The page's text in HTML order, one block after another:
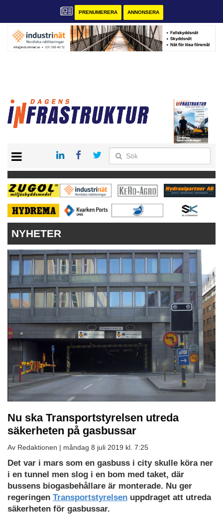
PRENUMERERA ANNONSERA
KONTAKT
VÅRA ANDRA MAGASIN
PRENUMERERA
ANNONSERA
NYHETER
Nu ska Transportstyrelsen utreda
säkerheten på gasbussar
Av Redaktionen | måndag 8 juli 2019 kl. 7:25
Det var i mars som en gasbuss i city skulle köra ner
i en tunnel men slog i en bom med taket, där
bussens biogasbehållare är monterade. Nu ger
regeringen Transportstyrelsen uppdraget att utreda
säkerheten för gasbussar.